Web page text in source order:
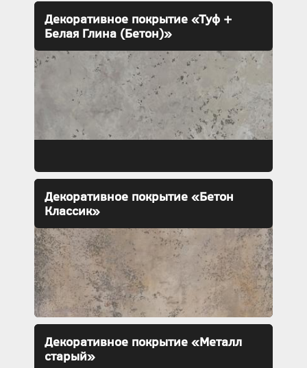
Декоративное покрытие «Туф +
Белая Глина (Бетон)»
Декоративное покрытие «Бетон
Классик»
Декоративное покрытие «Металл
старый»